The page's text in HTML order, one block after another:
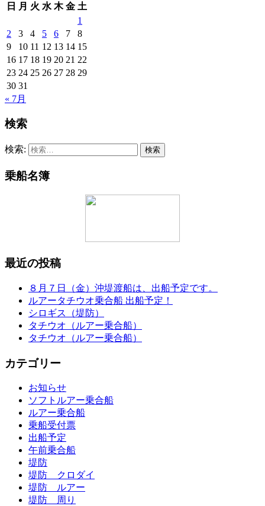
日
月 火 水 木 金 土
1
2
3 4 5 6 7
8
9
10 11 12 13 14 15
16 17 18 19 20 21 22
23 24 25 26 27 28 29
30 31
« 7月
検索
検索:
乗船名簿
最近の投稿
８月７日（金）沖堤渡船は、出船予定です。
ルアータチウオ乗合船 出船予定！
シロギス（堤防）
タチウオ（ルアー乗合船）
タチウオ（ルアー乗合船）
カテゴリー
お知らせ
ソフトルアー乗合船
ルアー乗合船
乗船受付票
出船予定
午前乗合船
堤防
堤防 クロダイ
堤防 ルアー
堤防 周り